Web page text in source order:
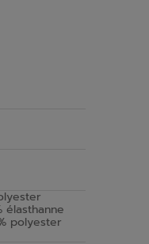
élasthanne
polyester